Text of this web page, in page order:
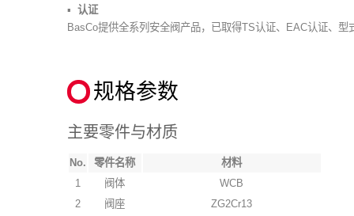
认证
BasCo提供全系列安全阀产品，已取得TS认证、EAC认证、
规格参数
主要零件与材质
No. 零件名称
材料
1
阀体
WCB
2
阀座
ZG2Cr13